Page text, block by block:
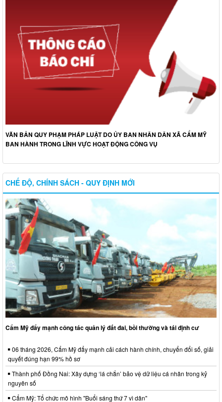
VĂN BẢN QUY PHẠM PHÁP LUẬT DO ỦY BAN NHÂN DÂN XÃ CẨM MỸ
BAN HÀNH TRONG LĨNH VỰC HOẠT ĐỘNG CÔNG VỤ
CHẾ ĐỘ, CHÍNH SÁCH - QUY ĐỊNH MỚI
Cẩm Mỹ đẩy mạnh công tác quản lý đất đai, bồi thường và tái định cư
06 tháng 2026, Cẩm Mỹ đẩy mạnh cải cách hành chính, chuyển đổi số, giải
quyết đúng hạn 99% hồ sơ
Thành phố Đồng Nai: Xây dựng ‘lá chắn’ bảo vệ dữ liệu cá nhân trong kỷ
nguyên số
Cẩm Mỹ: Tổ chức mô hình "Buổi sáng thứ 7 vì dân"